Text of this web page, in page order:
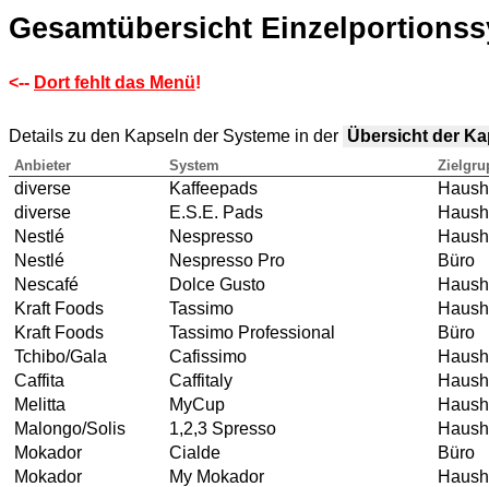
Gesamtübersicht
<-- Dort fehlt das Menü!
Details zu den Kapseln der Systeme in der Übersicht der
Anbieter System
diverse Kaffeepads
diverse
E.S.E. Pads
Nestlé
Nespresso
Nestlé
Nespresso Pro
Büro
Nescafé
Dolce Gusto
Kraft Foods
Tassimo
Kraft Foods
Tassimo Professional
Büro
Tchibo/Gala
Cafissimo
Caffita
Caffitaly
Melitta
MyCup
Malongo/Solis
1,2,3 Spresso
Mokador
Cialde
Büro
Mokador
My Mokador